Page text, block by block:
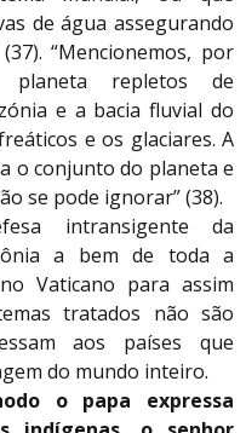
de água assegurando
“Mencionemos, por
repletos de
e a bacia fluvial do
e os glaciares. A
o conjunto do planeta e
se pode ignorar” (38).
intransigente da
a bem de toda a
Vaticano para assim
tratados não são
aos países que
do mundo inteiro.
o papa expressa